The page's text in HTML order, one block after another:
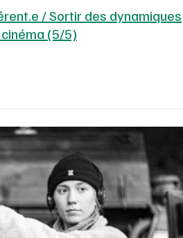
/ Sortir des dynamiques
(5/5)